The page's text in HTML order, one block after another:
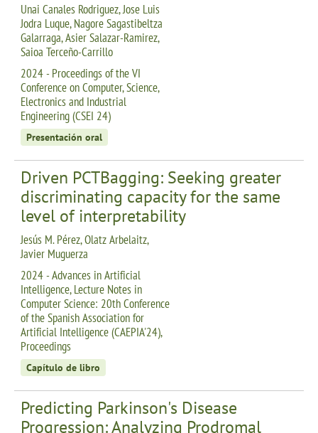
Unai Canales Rodriguez, Jose Luis
Jodra Luque, Nagore Sagastibeltza
Galarraga, Asier Salazar-Ramirez,
Saioa Terceño-Carrillo
2024 - Proceedings of the VI
Conference on Computer, Science,
Electronics and Industrial
Engineering (CSEI 24)
Presentación oral
Driven PCTBagging: Seeking greater
discriminating capacity for the same
level of interpretability
Jesús M. Pérez, Olatz Arbelaitz,
Javier Muguerza
2024 - Advances in Artificial
Intelligence, Lecture Notes in
Computer Science: 20th Conference
of the Spanish Association for
Artificial Intelligence (CAEPIA'24),
Proceedings
Capítulo de libro
Predicting Parkinson's Disease
Progression: Analyzing Prodromal